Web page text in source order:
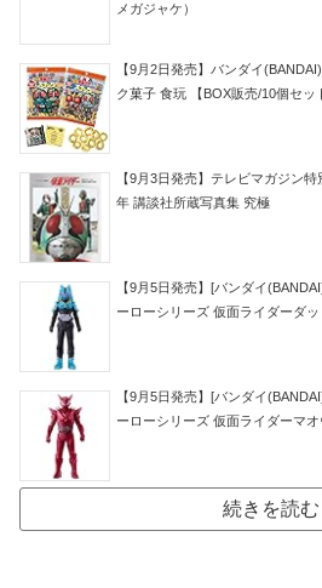
メガジャケ）
【9月2日発売】バンダイ
ク菓子 食玩 【BOX販売/10個セッ
【9月3日発売】テレビマガジン
年 講談社所蔵写真集 究極
【9月5日発売】[バンダイ
ーローシリーズ 仮面ライダーダ
【9月5日発売】[バンダイ
ーローシリーズ 仮面ライダーマ
続きを読む